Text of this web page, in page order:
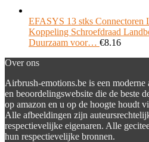
EFASYS 13 stks Connectoren
Koppeling Schroefdraad
Duurzaam voor… €8.16
Over ons
Airbrush-emotions.be is een
en beoordelingswebsite die de beste
op amazon en u op de hoogte houdt
Alle afbeeldingen zijn
respectievelijke eigenaren. Alle
hun respectievelijke bronnen.